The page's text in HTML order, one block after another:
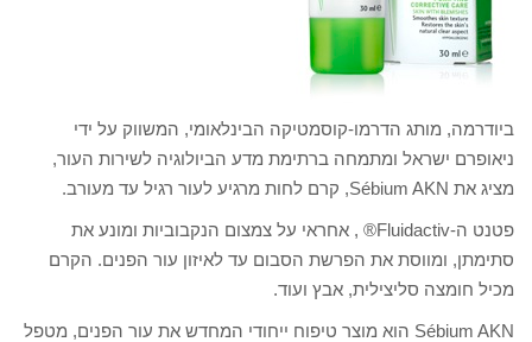
ביודרמה, מותג הדרמו-קוסמטיקה הבינלאומי, המשווק על ידי
ניאופרם ישראל ומתמחה ברתימת מדע הביולוגיה לשירות העור,
מציג את Sébium AKN, קרם לחות מרגיע לעור רגיל עד מעורב.
פטנט ה-Fluidactiv® , אחראי על צמצום הנקבוביות ומונע את
סתימתן, ומווסת את הפרשת הסבום עד לאיזון עור הפנים. הקרם
מכיל חומצה סליצילית, אבץ ועוד.
Sébium AKN הוא מוצר טיפוח ייחודי המחדש את עור הפנים, מטפל